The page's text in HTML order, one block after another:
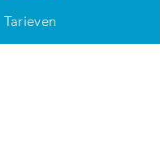
Tarieven